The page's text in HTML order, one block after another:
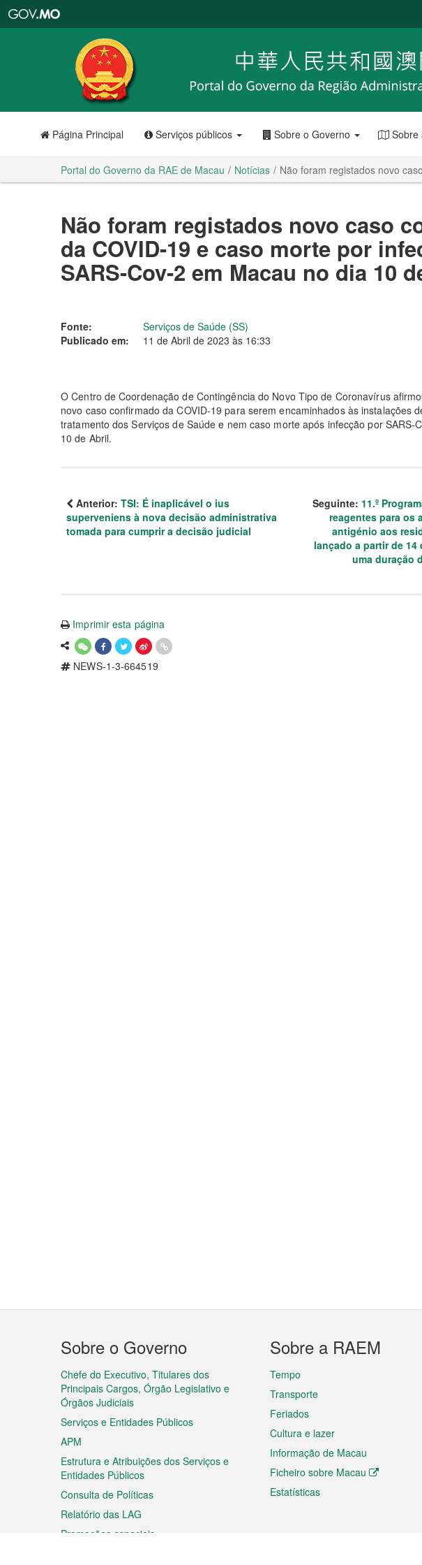
RAE
de
Macau
Página Principal Serviços públicos Sobre o Governo Sobre
Portal do Governo da RAE de Macau Notícias Não foram registados novo
Não foram registados novo caso
da COVID-19 e caso morte por
SARS-Cov-2 em Macau no dia 10
Fonte:
Serviços de Saúde (SS)
Publicado em:
11 de Abril de 2023 às 16:33
O Centro de Coordenação de Contingência do Novo Tipo de Coronavírus
novo caso confirmado da COVID-19 para serem encaminhados às instalações
tratamento dos Serviços de Saúde e nem caso morte após infecção por SARS-
10 de Abril.
Anterior: TSI: É inaplicável o ius
superveniens à nova decisão administrativa
tomada para cumprir a decisão judicial
Seguinte: 11.º
reagentes para os
antigénio aos
lançado a partir de 14
uma duração
Imprimir esta página
NEWS-1-3-664519
Menu
do
rodapé
Sobre o Governo
Chefe do Executivo, Titulares dos
Principais Cargos, Órgão Legislativo e
Órgãos Judiciais
Serviços e Entidades Públicos
APM
Estrutura e Atribuições dos Serviços e
Entidades Públicos
Consulta de Políticas
Relatório das LAG
Promoções especiais
Sobre a RAEM
Tempo
Transporte
Feriados
Cultura e lazer
Informação de Macau
Ficheiro sobre Macau
Estatísticas